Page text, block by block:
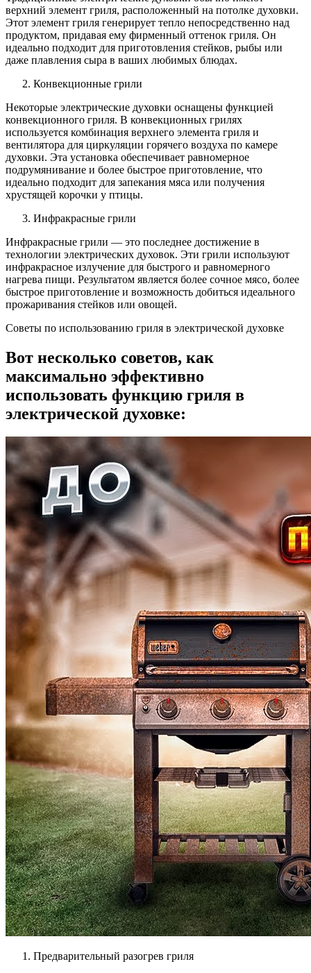
верхний элемент гриля, расположенный на потолке духовки.
Этот элемент гриля генерирует тепло непосредственно над
продуктом, придавая ему фирменный оттенок гриля. Он
идеально подходит для приготовления стейков, рыбы или
даже плавления сыра в ваших любимых блюдах.
Конвекционные грили
Некоторые электрические духовки оснащены функцией
конвекционного гриля. В конвекционных грилях
используется комбинация верхнего элемента гриля и
вентилятора для циркуляции горячего воздуха по камере
духовки. Эта установка обеспечивает равномерное
подрумянивание и более быстрое приготовление, что
идеально подходит для запекания мяса или получения
хрустящей корочки у птицы.
Инфракрасные грили
Инфракрасные грили — это последнее достижение в
технологии электрических духовок. Эти грили используют
инфракрасное излучение для быстрого и равномерного
нагрева пищи. Результатом является более сочное мясо, более
быстрое приготовление и возможность добиться идеального
прожаривания стейков или овощей.
Советы по использованию гриля в электрической духовке
Вот несколько советов, как
максимально эффективно
использовать функцию гриля в
электрической духовке:
Предварительный разогрев гриля